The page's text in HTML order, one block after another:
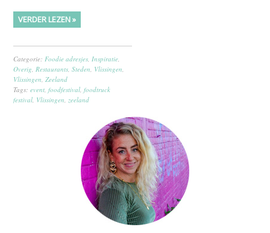
VERDER LEZEN »
Categorie: Foodie adresjes Inspiratie
Overig Restaurants ,Steden Vlissingen
Vlissingen Zeeland
Tags:event ,foodfestival ,foodtruck
festival Vlissingen zeeland